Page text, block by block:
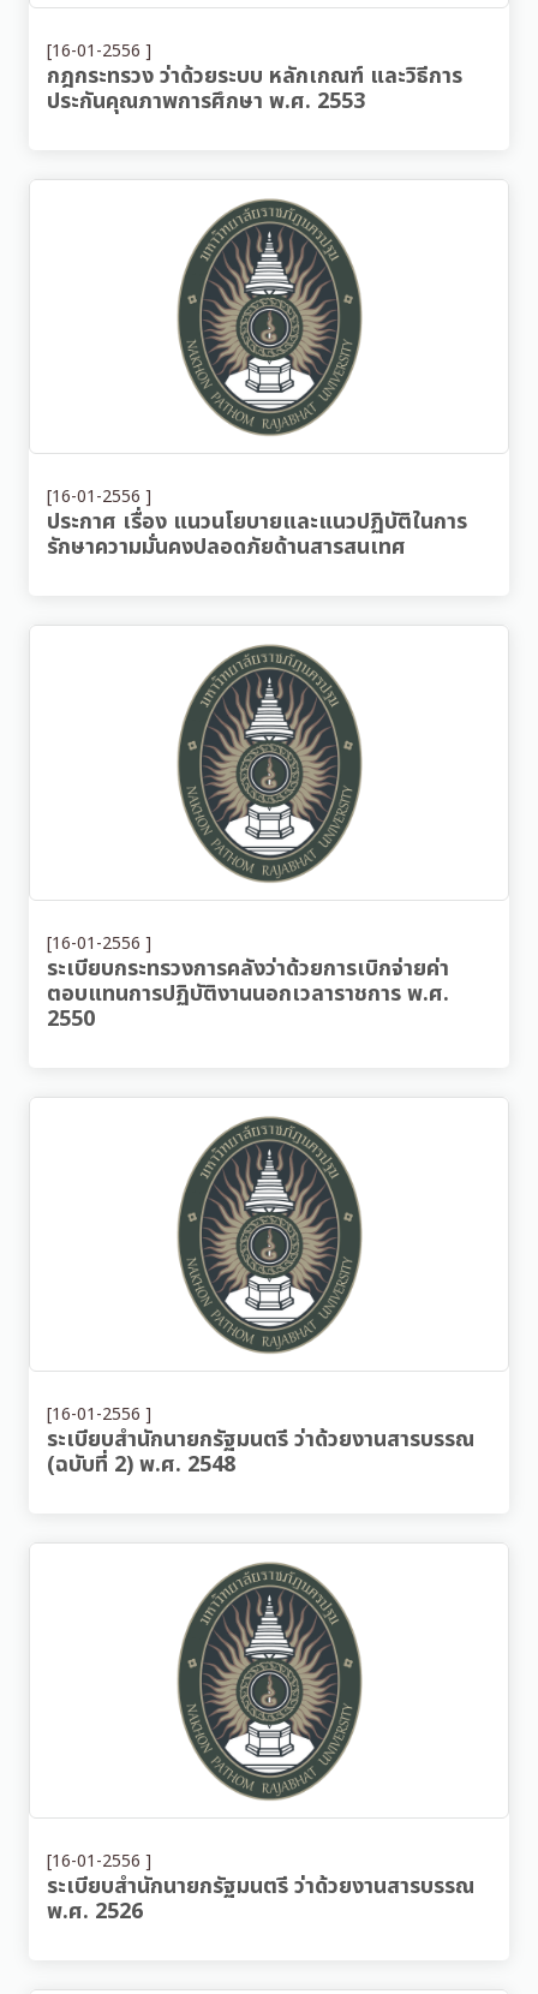
[16-01-2556 ]
กฎกระทรวง ว่าด้วยระบบ หลักเกณฑ์ และวิธีการ
ประกันคุณภาพการศึกษา พ.ศ. 2553
[16-01-2556 ]
ประกาศ เรื่อง แนวนโยบายและแนวปฏิบัติในการ
รักษาความมั่นคงปลอดภัยด้านสารสนเทศ
[16-01-2556 ]
ระเบียบกระทรวงการคลังว่าด้วยการเบิกจ่ายค่า
ตอบแทนการปฏิบัติงานนอกเวลาราชการ พ.ศ.
2550
[16-01-2556 ]
ระเบียบสำนักนายกรัฐมนตรี ว่าด้วยงานสารบรรณ
(ฉบับที่ 2) พ.ศ. 2548
[16-01-2556 ]
ระเบียบสำนักนายกรัฐมนตรี ว่าด้วยงานสารบรรณ
พ.ศ. 2526